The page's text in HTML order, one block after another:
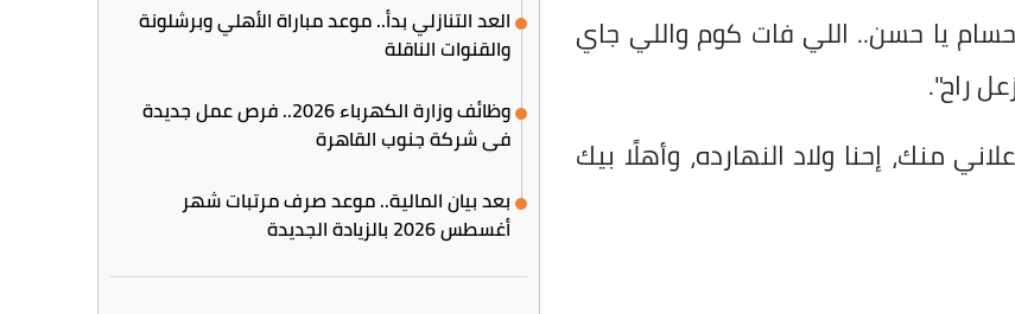
يا حسن.. اللي فات كوم واللي جاي
راح".
منك، إحنا ولاد النهارده، وأهلًا بيك
العد التنازلي بدأ.. موعد مباراة الأهلي وبرشلونة
والقنوات الناقلة
وظائف وزارة الكهرباء 2026.. فرص عمل جديدة
في شركة جنوب القاهرة
بعد بيان المالية.. موعد صرف مرتبات شهر
أغسطس 2026 بالزيادة الجديدة